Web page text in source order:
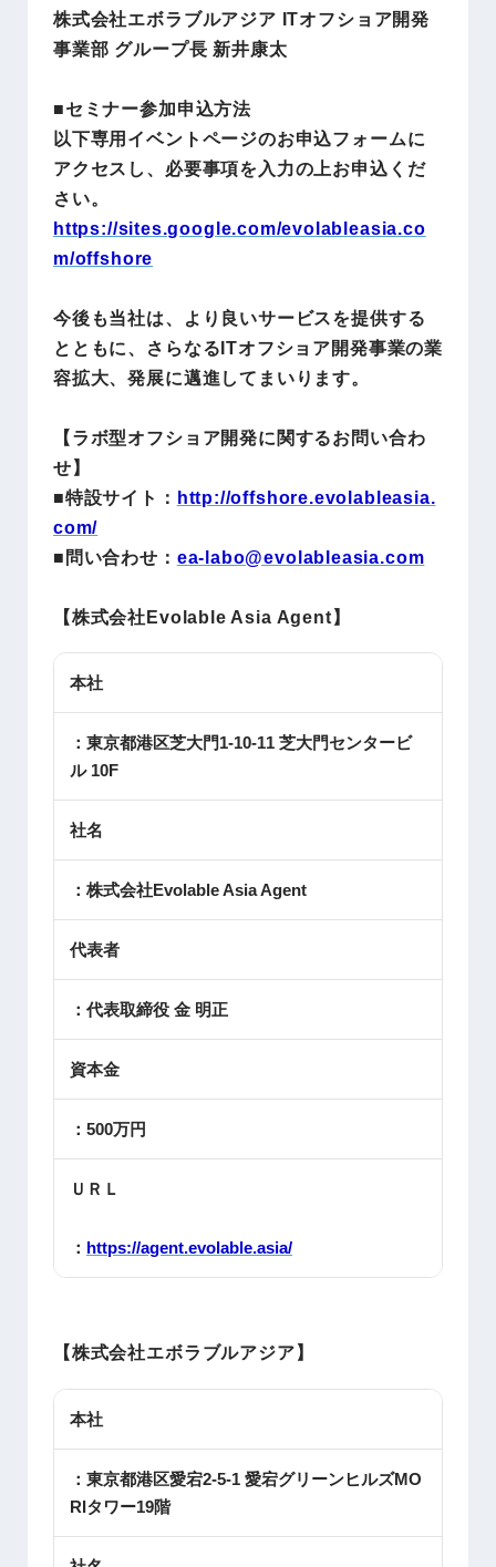
株式会社エボラブルアジア ITオフショア開発
事業部 グループ長 新井康太
■セミナー参加申込方法
以下専用イベントページのお申込フォームに
アクセスし、必要事項を入力の上お申込くだ
さい。
https://sites.google.com/evolableasia.co
m/offshore
今後も当社は、より良いサービスを提供する
とともに、さらなるITオフショア開発事業の業
容拡大、発展に邁進してまいります。
【ラボ型オフショア開発に関するお問い合わ
せ】
■特設サイト： http://offshore.evolableasia.
com/
■問い合わせ： ea-labo@evolableasia.com
【株式会社Evolable Asia Agent】
本社
：東京都港区芝大門1-10-11 芝大門センタービ
ル 10F
社名
：株式会社Evolable Asia Agent
代表者
：代表取締役 金 明正
資本金
：500万円
ＵＲＬ
： https://agent.evolable.asia/
【株式会社エボラブルアジア】
本社
：東京都港区愛宕2-5-1 愛宕グリーンヒルズMO
RIタワー19階